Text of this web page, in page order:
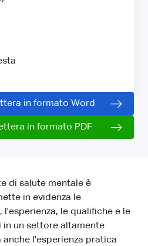
in formato Word
in formato PDF
di salute mentale è
in evidenza le
le qualifiche e le
un settore altamente
anche l'esperienza pratica